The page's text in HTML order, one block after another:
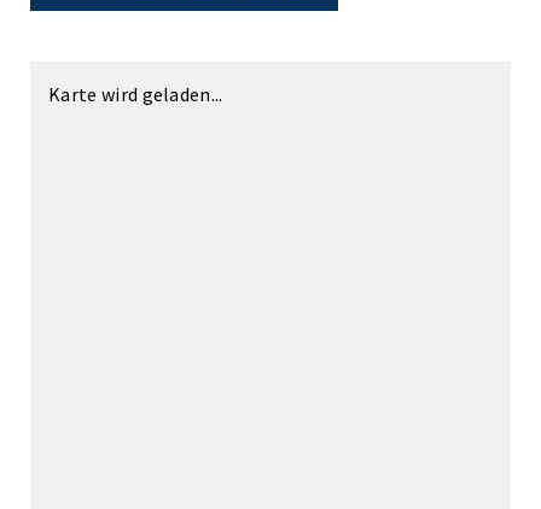
Karte wird geladen...